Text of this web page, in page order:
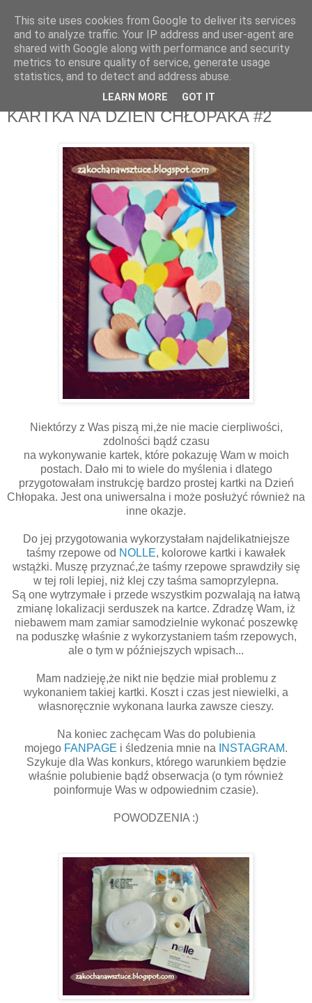
Zakochana w sztuce
Kreatywny blog z ogromną bazą pomysłów DIY i nie tylko.
wtorek, 23 września 2014
KARTKA NA DZIEŃ CHŁOPAKA #2
Niektórzy z Was piszą mi,że nie macie cierpliwości,
zdolności bądź czasu
na wykonywanie kartek, które pokazuję Wam w moich
postach. Dało mi to wiele do myślenia i dlatego
przygotowałam instrukcję bardzo prostej kartki na Dzień
Chłopaka. Jest ona uniwersalna i może posłużyć również na
inne okazje.
Do jej przygotowania wykorzystałam najdelikatniejsze
taśmy rzepowe od NOLLE, kolorowe kartki i kawałek
wstążki. Muszę przyznać,że taśmy rzepowe sprawdziły się
w tej roli lepiej, niż klej czy taśma samoprzylepna.
Są one wytrzymałe i przede wszystkim pozwalają na łatwą
zmianę lokalizacji serduszek na kartce. Zdradzę Wam, iż
niebawem mam zamiar samodzielnie wykonać poszewkę
na poduszkę właśnie z wykorzystaniem taśm rzepowych,
ale o tym w późniejszych wpisach...
Mam nadzieję,że nikt nie będzie miał problemu z
wykonaniem takiej kartki. Koszt i czas jest niewielki, a
własnoręcznie wykonana laurka zawsze cieszy.
Na koniec zachęcam Was do polubienia
mojego FANPAGE i śledzenia mnie na INSTAGRAM.
Szykuje dla Was konkurs, którego warunkiem będzie
właśnie polubienie bądź obserwacja (o tym również
poinformuje Was w odpowiednim czasie).
POWODZENIA :)
This site uses cookies from Google to deliver its services
and to analyze traffic. Your IP address and user-agent are
shared with Google along with performance and security
metrics to ensure quality of service, generate usage
statistics, and to detect and address abuse.
LEARN MORE GOT IT